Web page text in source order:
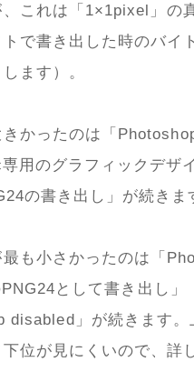
、これは「1×1pixel」の
で書き出した時のバイ
ます）。
かったのは「
用のグラフィックデ
の書き出し」が続きま
も小さかったのは「
PNG24として書き出し
disabled」が続きます
位が見にくいので、詳